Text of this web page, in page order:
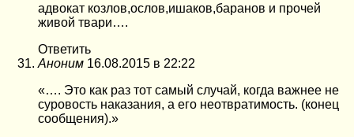
адвокат козлов,ослов,ишаков,баранов и прочей
живой твари….
Ответить
Аноним 16.08.2015 в 22:22
«…. Это как раз тот самый случай, когда важнее не
суровость наказания, а его неотвратимость. (конец
сообщения).»